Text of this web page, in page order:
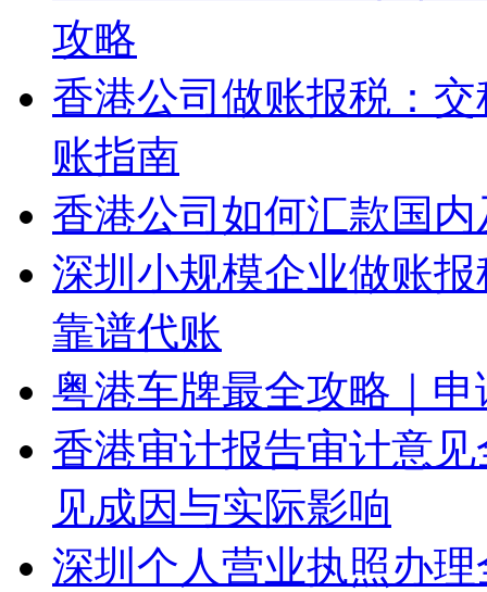
攻略
香港公司做账报税：
账指南
香港公司如何汇款国
深圳小规模企业做账
靠谱代账
粤港车牌最全攻略｜
香港审计报告审计意
见成因与实际影响
深圳个人营业执照办